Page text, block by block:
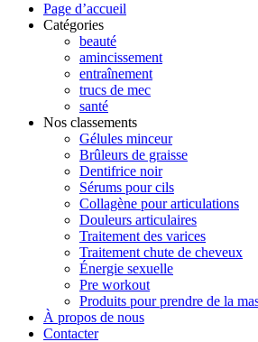
Page d’accueil
Catégories
beauté
amincissement
entraînement
trucs de mec
santé
Nos classements
Gélules minceur
Brûleurs de graisse
Dentifrice noir
Sérums pour cils
Collagène pour articulations
Douleurs articulaires
Traitement des varices
Traitement chute de cheveux
Énergie sexuelle
Pre workout
Produits pour prendre de la
À propos de nous
Contacter